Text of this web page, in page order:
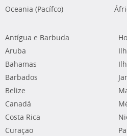
Oceania (Pacífco)
Antígua e Barbuda
Aruba
Bahamas
Barbados
Belize
Canadá
Costa Rica
Curaçao